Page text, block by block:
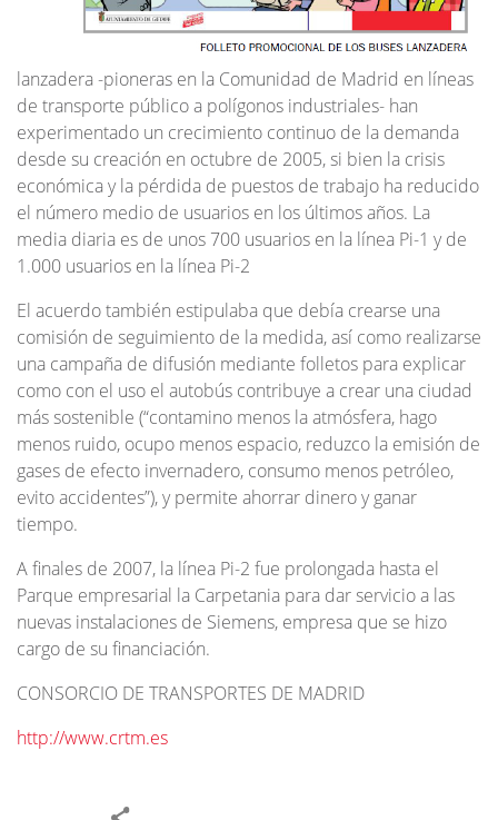
lanzadera -pioneras en la Comunidad de Madrid en líneas
de transporte público a polígonos industriales- han
experimentado un crecimiento continuo de la demanda
desde su creación en octubre de 2005, si bien la crisis
económica y la pérdida de puestos de trabajo ha reducido
el número medio de usuarios en los últimos años. La
media diaria es de unos 700 usuarios en la línea Pi-1 y de
1.000 usuarios en la línea Pi-2
El acuerdo también estipulaba que debía crearse una
comisión de seguimiento de la medida, así como realizarse
una campaña de difusión mediante folletos para explicar
como con el uso el autobús contribuye a crear una ciudad
más sostenible (“contamino menos la atmósfera, hago
menos ruido, ocupo menos espacio, reduzco la emisión de
gases de efecto invernadero, consumo menos petróleo,
evito accidentes”), y permite ahorrar dinero y ganar
tiempo.
A finales de 2007, la línea Pi-2 fue prolongada hasta el
Parque empresarial la Carpetania para dar servicio a las
nuevas instalaciones de Siemens, empresa que se hizo
cargo de su financiación.
CONSORCIO DE TRANSPORTES DE MADRID
http://www.crtm.es